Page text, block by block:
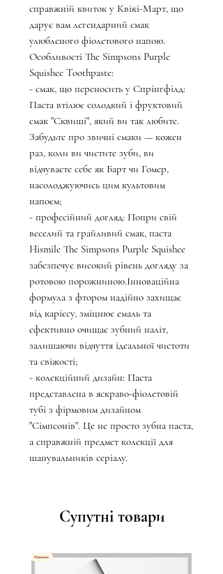
справжній квиток у Квікі-Март, що
дарує вам легендарний смак
улюбленого фіолетового напою.
Особливості The Simpsons Purple
Squishee Toothpaste:
- смак, що переносить у Спрінгфілд:
Паста втілює солодкий і фруктовий
смак "Сквиші", який ви так любите.
Забудьте про звичні смаки — кожен
раз, коли ви чистите зуби, ви
відчуваєте себе як Барт чи Гомер,
насолоджуючись цим культовим
напоєм;
- професійний догляд: Попри свій
веселий та грайливий смак, паста
Hismile The Simpsons Purple Squishee
забезпечує високий рівень догляду за
ротовою порожниною.Інноваційна
формула з фтором надійно захищає
від карієсу, зміцнює емаль та
ефективно очищає зубний наліт,
залишаючи відчуття ідеальної чистоти
та свіжості;
- колекційний дизайн: Паста
представлена в яскраво-фіолетовій
тубі з фірмовим дизайном
"Сімпсонів". Це не просто зубна паста,
а справжній предмет колекції для
шанувальників серіалу.
Супутні товари